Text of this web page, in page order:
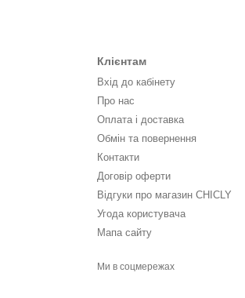
Клієнтам
Вхід до кабінету
Про нас
Оплата і доставка
Обмін та повернення
Контакти
Договір оферти
Відгуки про магазин CHICLY
Угода користувача
Мапа сайту
Ми в соцмережах